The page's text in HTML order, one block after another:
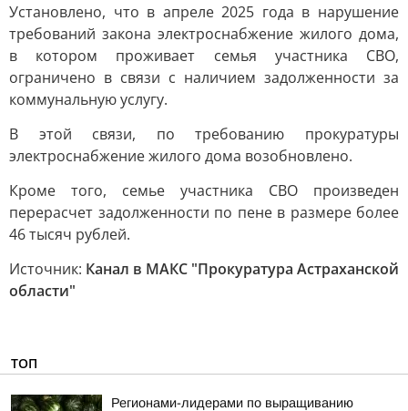
Установлено, что в апреле 2025 года в нарушение
требований закона электроснабжение жилого дома,
в котором проживает семья участника СВО,
ограничено в связи с наличием задолженности за
коммунальную услугу.
В этой связи, по требованию прокуратуры
электроснабжение жилого дома возобновлено.
Кроме того, семье участника СВО произведен
перерасчет задолженности по пене в размере более
46 тысяч рублей.
Источник: Канал в МАКС "Прокуратура Астраханской
области"
ТОП
Регионами-лидерами по выращиванию